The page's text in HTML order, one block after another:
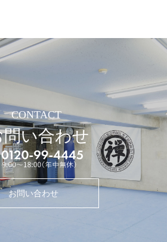
CONTACT
問い合わせ
お問い合わせ